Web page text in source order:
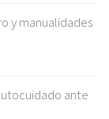
y manualidades
ante